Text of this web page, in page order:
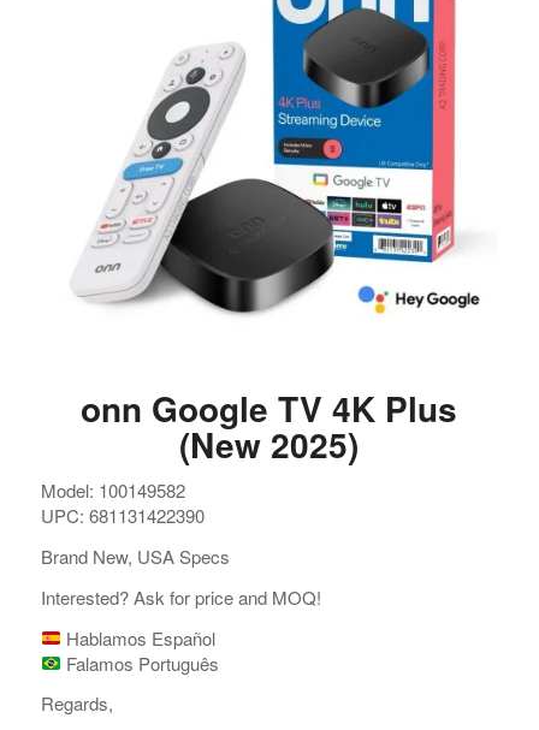
onn Google TV 4K Plus
(New 2025)
Model: 100149582
UPC: 681131422390
Brand New, USA Specs
Interested? Ask for price and MOQ!
Hablamos Español
Falamos Português
Regards,